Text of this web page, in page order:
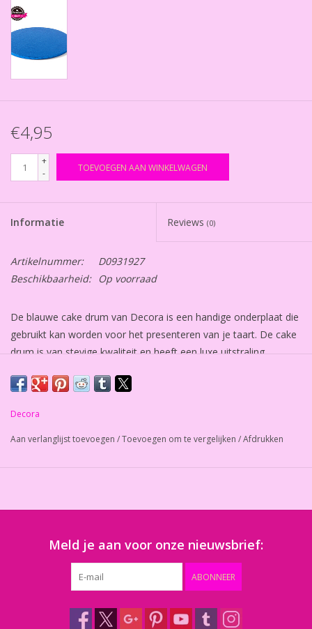
€4,95
+
-
TOEVOEGEN AAN WINKELWAGEN
Informatie Reviews (0)
Artikelnummer:
D0931927
Beschikbaarheid:
Op voorraad
De blauwe cake drum van Decora is een handige onderplaat die
gebruikt kan worden voor het presenteren van je taart. De cake
drum is van stevige kwaliteit en heeft een luxe uitstraling.
Bij normaal gebruik kan de cake drum meerdere malen worden
gebruikt.
Afmeting: circa 35 in doorsnede. Dikte: 12 mm.
Aantal: 1 stuk.
Decora
Aan verlanglijst toevoegen /Toevoegen om te vergelijken /Afdrukken
Meld je aan voor onze nieuwsbrief:
ABONNEER